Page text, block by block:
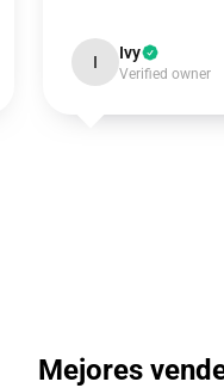
I Ivy
Verified owner
Mejores